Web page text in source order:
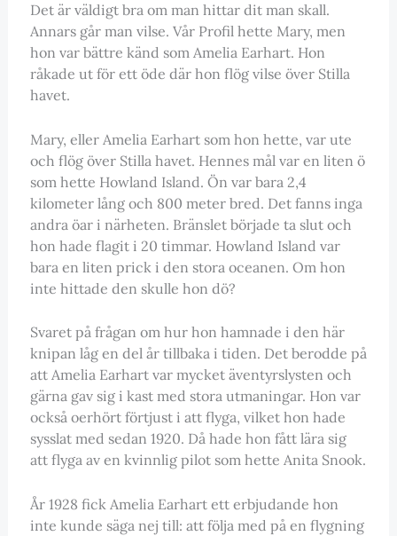
Det är väldigt bra om man hittar dit man skall.
Annars går man vilse. Vår Profil hette Mary, men
hon var bättre känd som Amelia Earhart. Hon
råkade ut för ett öde där hon flög vilse över Stilla
havet.
Mary, eller Amelia Earhart som hon hette, var ute
och flög över Stilla havet. Hennes mål var en liten ö
som hette Howland Island. Ön var bara 2,4
kilometer lång och 800 meter bred. Det fanns inga
andra öar i närheten. Bränslet började ta slut och
hon hade flagit i 20 timmar. Howland Island var
bara en liten prick i den stora oceanen. Om hon
inte hittade den skulle hon dö?
Svaret på frågan om hur hon hamnade i den här
knipan låg en del år tillbaka i tiden. Det berodde på
att Amelia Earhart var mycket äventyrslysten och
gärna gav sig i kast med stora utmaningar. Hon var
också oerhört förtjust i att flyga, vilket hon hade
sysslat med sedan 1920. Då hade hon fått lära sig
att flyga av en kvinnlig pilot som hette Anita Snook.
År 1928 fick Amelia Earhart ett erbjudande hon
inte kunde säga nej till: att följa med på en flygning